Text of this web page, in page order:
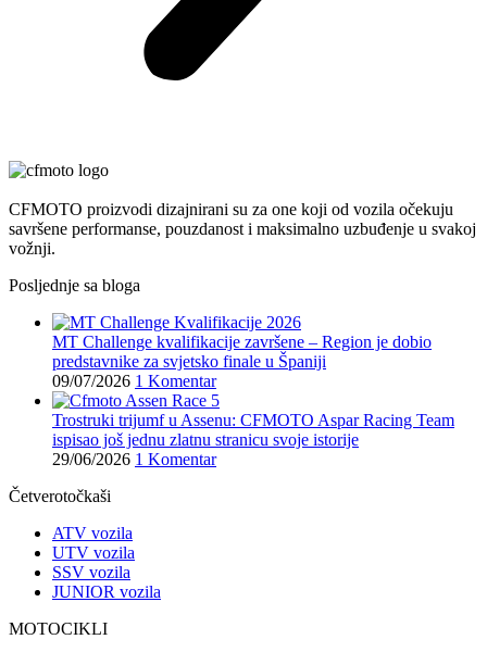
CFMOTO proizvodi dizajnirani su za one koji od vozila očekuju
savršene performanse, pouzdanost i maksimalno uzbuđenje u svakoj
vožnji.
Posljednje sa bloga
MT Challenge kvalifikacije završene – Region je dobio
predstavnike za svjetsko finale u Španiji
09/07/2026 1 Komentar
Trostruki trijumf u Assenu: CFMOTO Aspar Racing Team
ispisao još jednu zlatnu stranicu svoje istorije
29/06/2026 1 Komentar
Četverotočkaši
ATV vozila
UTV vozila
SSV vozila
JUNIOR vozila
MOTOCIKLI